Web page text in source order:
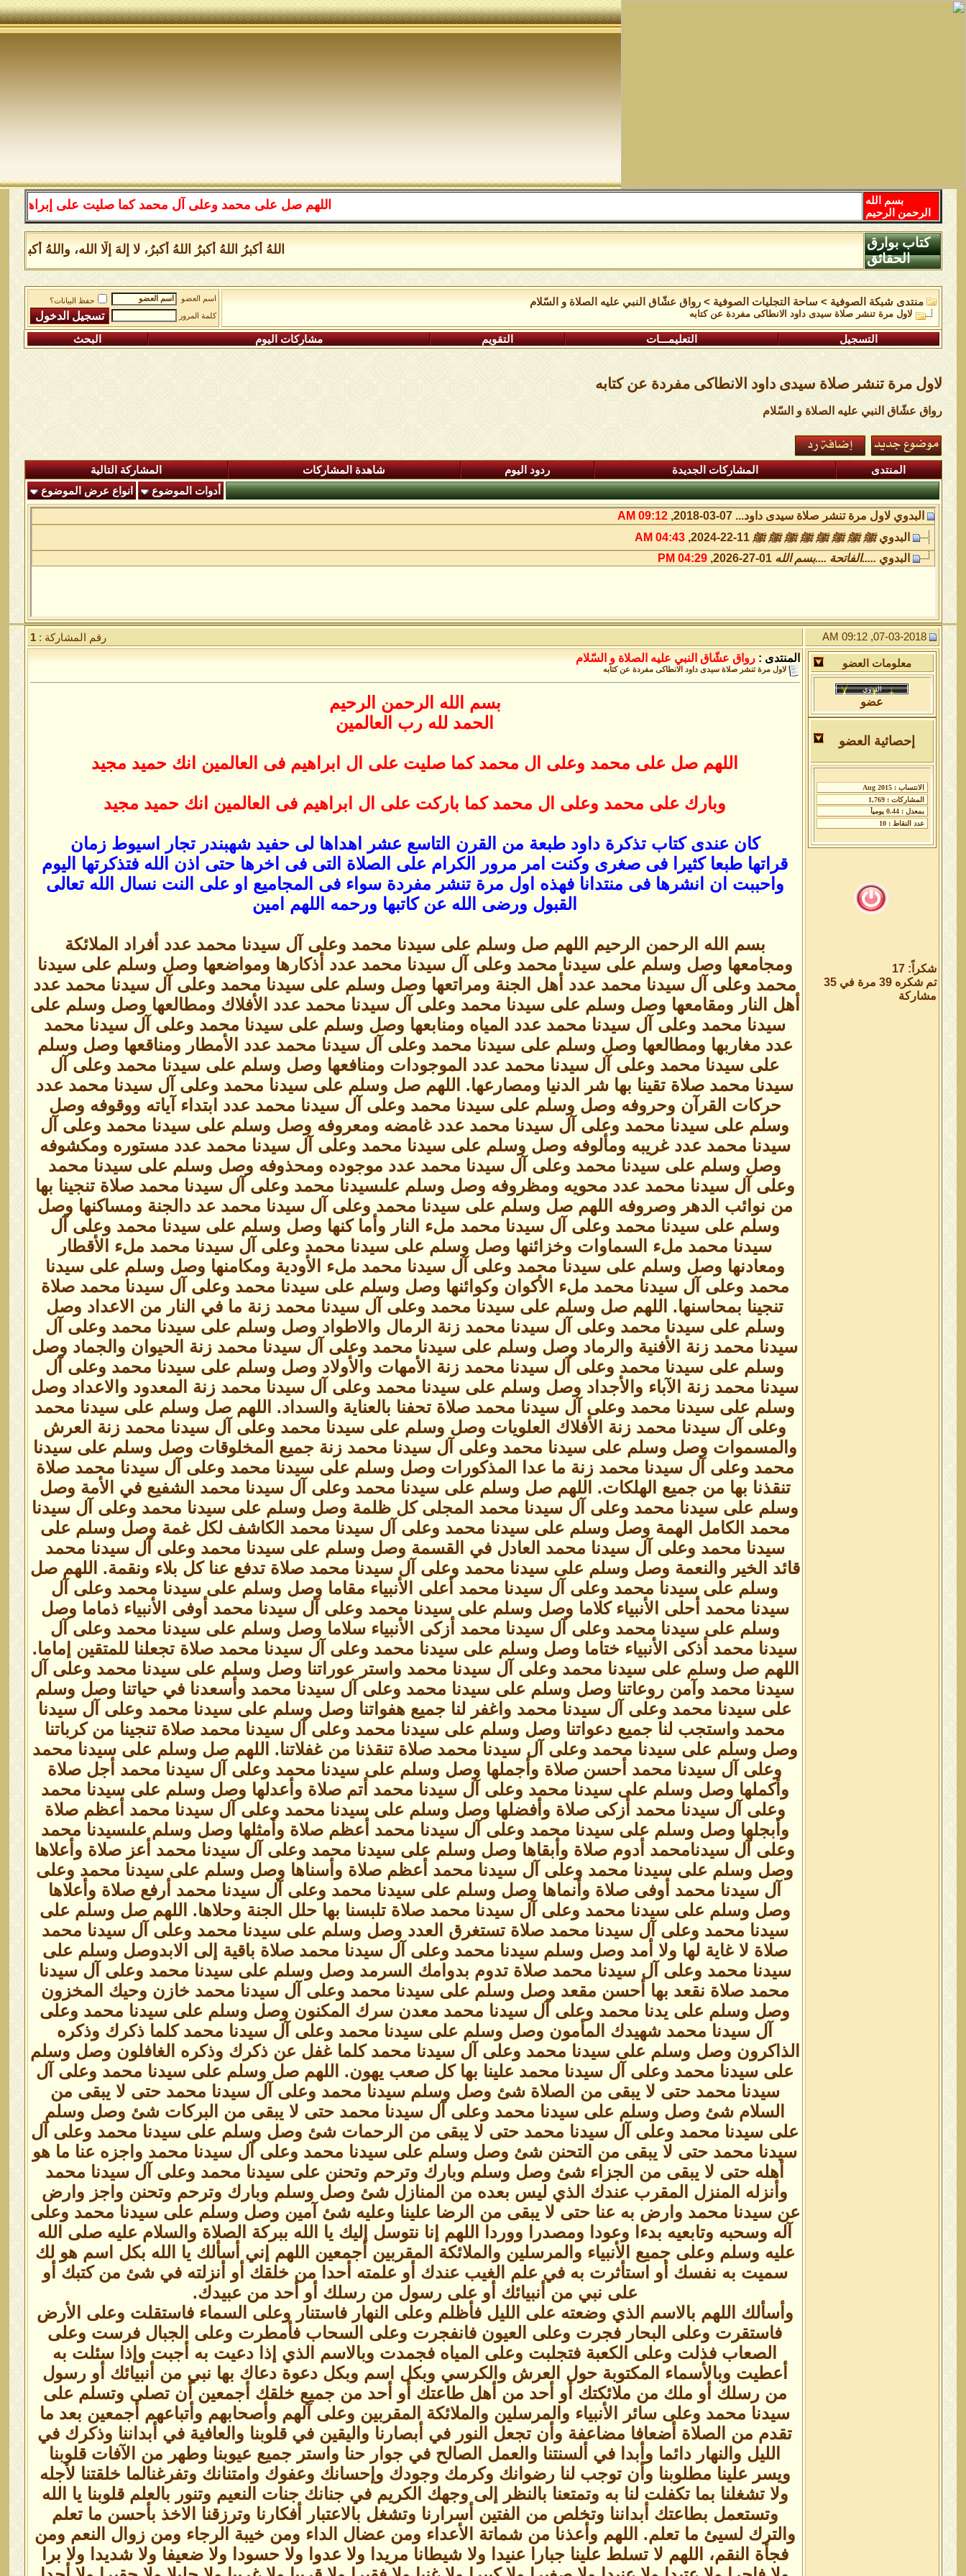
اللهم صل على محمد وعلى آل محمد كما صليت على إبراهيم وعلى آل
بسم الله
الرحمن الرحيم
اللهُ أكبرُ اللهُ أكبرُ اللهُ أكبرُ، لا إلهَ إلَّا الله، واللهُ أكبر
كتاب بوارق
الحقائق
منتدى شبكة الصوفية > ساحة التجليات الصوفية >رواق عشّاق النبي عليه الصلاة و السّلام
لاول مرة تنشر صلاة سيدى داود الانطاكى مفردة عن كتابه
اسم العضو
حفظ البيانات؟
كلمة المرور
التسجيل التعليمـــات التقويم مشاركات اليوم البحث
لاول مرة تنشر صلاة سيدى داود الانطاكى مفردة عن كتابه
رواق عشّاق النبي عليه الصلاة و السّلام
المنتدى المشاركات الجديدة ردود اليوم شاهدة المشاركات
المشاركة التالية
أدوات الموضوع
انواع عرض الموضوع
البدوي لاول مرة تنشر صلاة سيدى داود... 07-03-2018,
09:12 AM
البدوي ﷺ ﷺ ﷺ ﷺ ﷺ ﷺ ﷺ ﷺ 11-22-2024,
04:43 AM
البدوي .....الفاتحة ....بسم الله 01-27-2026,
04:29 PM
07-03-2018, 09:12 AM رقم المشاركة :1
معلومات العضو
عضو
إحصائية العضو
شكراً: 17
تم شكره 39 مرة في 35
مشاركة
المنتدى : رواق عشّاق النبي عليه الصلاة و السّلام
لاول مرة تنشر صلاة سيدى داود الانطاكى مفردة عن كتابه
بسم الله الرحمن الرحيم
الحمد لله رب العالمين
اللهم صل على محمد وعلى ال محمد كما صليت على ال ابراهيم فى العالمين انك حميد مجيد
وبارك على محمد وعلى ال محمد كما باركت على ال ابراهيم فى العالمين انك حميد مجيد
كان عندى كتاب تذكرة داود طبعة من القرن التاسع عشر اهداها لى حفيد شهبندر تجار اسيوط زمان
قراتها طبعا كثيرا فى صغرى وكنت امر مرور الكرام على الصلاة التى فى اخرها حتى اذن الله فتذكرتها اليوم
واحببت ان انشرها فى منتدانا فهذه اول مرة تنشر مفردة سواء فى المجاميع او على النت نسال الله تعالى
القبول ورضى الله عن كاتبها ورحمه اللهم امين
بسم الله الرحمن الرحيم اللهم صل وسلم على سيدنا محمد وعلى آل سيدنا محمد عدد أفراد الملائكة
ومجامعها وصل وسلم على سيدنا محمد وعلى آل سيدنا محمد عدد أذكارها ومواضعها وصل وسلم على سيدنا
محمد وعلى آل سيدنا محمد عدد أهل الجنة ومراتعها وصل وسلم على سيدنا محمد وعلى آل سيدنا محمد عدد
أهل النار ومقامعها وصل وسلم على سيدنا محمد وعلى آل سيدنا محمد عدد الأفلاك ومطالعها وصل وسلم على
سيدنا محمد وعلى آل سيدنا محمد عدد المياه ومنابعها وصل وسلم على سيدنا محمد وعلى آل سيدنا محمد
عدد مغاربها ومطالعها وصل وسلم على سيدنا محمد وعلى آل سيدنا محمد عدد الأمطار ومناقعها وصل وسلم
على سيدنا محمد وعلى آل سيدنا محمد عدد الموجودات ومنافعها وصل وسلم على سيدنا محمد وعلى آل
سيدنا محمد صلاة تقينا بها شر الدنيا ومصارعها. اللهم صل وسلم على سيدنا محمد وعلى آل سيدنا محمد عدد
حركات القرآن وحروفه وصل وسلم على سيدنا محمد وعلى آل سيدنا محمد عدد ابتداء آياته ووقوفه وصل
وسلم على سيدنا محمد وعلى آل سيدنا محمد عدد غامضه ومعروفه وصل وسلم على سيدنا محمد وعلى آل
سيدنا محمد عدد غريبه ومألوفه وصل وسلم على سيدنا محمد وعلى آل سيدنا محمد عدد مستوره ومكشوفه
وصل وسلم على سيدنا محمد وعلى آل سيدنا محمد عدد موجوده ومحذوفه وصل وسلم على سيدنا محمد
وعلى آل سيدنا محمد عدد محويه ومظروفه وصل وسلم علىسيدنا محمد وعلى آل سيدنا محمد صلاة تنجينا بها
من نوائب الدهر وصروفه اللهم صل وسلم على سيدنا محمد وعلى آل سيدنا محمد عد دالجنة ومساكنها وصل
وسلم على سيدنا محمد وعلى آل سيدنا محمد ملء النار وأما كنها وصل وسلم على سيدنا محمد وعلى آل
سيدنا محمد ملء السماوات وخزائنها وصل وسلم على سيدنا محمد وعلى آل سيدنا محمد ملء الأقطار
ومعادنها وصل وسلم على سيدنا محمد وعلى آل سيدنا محمد ملء الأودية ومكامنها وصل وسلم على سيدنا
محمد وعلى آل سيدنا محمد ملء الأكوان وكوائنها وصل وسلم على سيدنا محمد وعلى آل سيدنا محمد صلاة
تنجينا بمحاسنها. اللهم صل وسلم على سيدنا محمد وعلى آل سيدنا محمد زنة ما في النار من الاعداد وصل
وسلم على سيدنا محمد وعلى آل سيدنا محمد زنة الرمال والاطواد وصل وسلم على سيدنا محمد وعلى آل
سيدنا محمد زنة الأفنية والرماد وصل وسلم على سيدنا محمد وعلى آل سيدنا محمد زنة الحيوان والجماد وصل
وسلم على سيدنا محمد وعلى آل سيدنا محمد زنة الأمهات والأولاد وصل وسلم على سيدنا محمد وعلى آل
سيدنا محمد زنة الآباء والأجداد وصل وسلم على سيدنا محمد وعلى آل سيدنا محمد زنة المعدود والاعداد وصل
وسلم على سيدنا محمد وعلى آل سيدنا محمد صلاة تحفنا بالعناية والسداد. اللهم صل وسلم على سيدنا محمد
وعلى آل سيدنا محمد زنة الأفلاك العلويات وصل وسلم على سيدنا محمد وعلى آل سيدنا محمد زنة العرش
والمسموات وصل وسلم على سيدنا محمد وعلى آل سيدنا محمد زنة جميع المخلوقات وصل وسلم على سيدنا
محمد وعلى آل سيدنا محمد زنة ما عدا المذكورات وصل وسلم على سيدنا محمد وعلى آل سيدنا محمد صلاة
تنقذنا بها من جميع الهلكات. اللهم صل وسلم على سيدنا محمد وعلى آل سيدنا محمد الشفيع في الأمة وصل
وسلم على سيدنا محمد وعلى آل سيدنا محمد المجلى كل ظلمة وصل وسلم على سيدنا محمد وعلى آل سيدنا
محمد الكامل الهمة وصل وسلم على سيدنا محمد وعلى آل سيدنا محمد الكاشف لكل غمة وصل وسلم على
سيدنا محمد وعلى آل سيدنا محمد العادل في القسمة وصل وسلم على سيدنا محمد وعلى آل سيدنا محمد
قائد الخير والنعمة وصل وسلم على سيدنا محمد وعلى آل سيدنا محمد صلاة تدفع عنا كل بلاء ونقمة. اللهم صل
وسلم على سيدنا محمد وعلى آل سيدنا محمد أعلى الأنبياء مقاما وصل وسلم على سيدنا محمد وعلى آل
سيدنا محمد أحلى الأنبياء كلاما وصل وسلم على سيدنا محمد وعلى آل سيدنا محمد أوفى الأنبياء ذماما وصل
وسلم على سيدنا محمد وعلى آل سيدنا محمد أزكى الأنبياء سلاما وصل وسلم على سيدنا محمد وعلى آل
سيدنا محمد أذكى الأنبياء ختاما وصل وسلم على سيدنا محمد وعلى آل سيدنا محمد صلاة تجعلنا للمتقين إماما.
اللهم صل وسلم على سيدنا محمد وعلى آل سيدنا محمد واستر عوراتنا وصل وسلم على سيدنا محمد وعلى آل
سيدنا محمد وآمن روعاتنا وصل وسلم على سيدنا محمد وعلى آل سيدنا محمد وأسعدنا في حياتنا وصل وسلم
على سيدنا محمد وعلى آل سيدنا محمد واغفر لنا جميع هفواتنا وصل وسلم على سيدنا محمد وعلى آل سيدنا
محمد واستجب لنا جميع دعواتنا وصل وسلم على سيدنا محمد وعلى آل سيدنا محمد صلاة تنجينا من كرباتنا
وصل وسلم على سيدنا محمد وعلى آل سيدنا محمد صلاة تنقذنا من غفلاتنا. اللهم صل وسلم على سيدنا محمد
وعلى آل سيدنا محمد أحسن صلاة وأجملها وصل وسلم على سيدنا محمد وعلى آل سيدنا محمد أجل صلاة
وأكملها وصل وسلم على سيدنا محمد وعلى آل سيدنا محمد أتم صلاة وأعدلها وصل وسلم على سيدنا محمد
وعلى آل سيدنا محمد أزكى صلاة وأفضلها وصل وسلم على سيدنا محمد وعلى آل سيدنا محمد أعظم صلاة
وأبجلها وصل وسلم على سيدنا محمد وعلى آل سيدنا محمد أعظم صلاة وأمثلها وصل وسلم علىسيدنا محمد
وعلى آل سيدنامحمد أدوم صلاة وأبقاها وصل وسلم على سيدنا محمد وعلى آل سيدنا محمد أعز صلاة وأعلاها
وصل وسلم على سيدنا محمد وعلى آل سيدنا محمد أعظم صلاة وأسناها وصل وسلم على سيدنا محمد وعلى
آل سيدنا محمد أوفى صلاة وأنماها وصل وسلم على سيدنا محمد وعلى آل سيدنا محمد أرفع صلاة وأعلاها
وصل وسلم على سيدنا محمد وعلى آل سيدنا محمد صلاة تلبسنا بها حلل الجنة وحلاها. اللهم صل وسلم على
سيدنا محمد وعلى آل سيدنا محمد صلاة تستغرق العدد وصل وسلم على سيدنا محمد وعلى آل سيدنا محمد
صلاة لا غاية لها ولا أمد وصل وسلم سيدنا محمد وعلى آل سيدنا محمد صلاة باقية إلى الابدوصل وسلم على
سيدنا محمد وعلى آل سيدنا محمد صلاة تدوم بدوامك السرمد وصل وسلم على سيدنا محمد وعلى آل سيدنا
محمد صلاة نقعد بها أحسن مقعد وصل وسلم على سيدنا محمد وعلى آل سيدنا محمد خازن وحيك المخزون
وصل وسلم على يدنا محمد وعلى آل سيدنا محمد معدن سرك المكنون وصل وسلم على سيدنا محمد وعلى
آل سيدنا محمد شهيدك المأمون وصل وسلم على سيدنا محمد وعلى آل سيدنا محمد كلما ذكرك وذكره
الذاكرون وصل وسلم على سيدنا محمد وعلى آل سيدنا محمد كلما غفل عن ذكرك وذكره الغافلون وصل وسلم
على سيدنا محمد وعلى آل سيدنا محمد علينا بها كل صعب يهون. اللهم صل وسلم على سيدنا محمد وعلى آل
سيدنا محمد حتى لا يبقى من الصلاة شئ وصل وسلم سيدنا محمد وعلى آل سيدنا محمد حتى لا يبقى من
السلام شئ وصل وسلم على سيدنا محمد وعلى آل سيدنا محمد حتى لا يبقى من البركات شئ وصل وسلم
على سيدنا محمد وعلى آل سيدنا محمد حتى لا يبقى من الرحمات شئ وصل وسلم على سيدنا محمد وعلى آل
سيدنا محمد حتى لا يبقى من التحنن شئ وصل وسلم على سيدنا محمد وعلى آل سيدنا محمد واجزه عنا ما هو
أهله حتى لا يبقى من الجزاء شئ وصل وسلم وبارك وترحم وتحنن على سيدنا محمد وعلى آل سيدنا محمد
وأنزله المنزل المقرب عندك الذي ليس بعده من المنازل شئ وصل وسلم وبارك وترحم وتحنن واجز وارض
عن سيدنا محمد وارض به عنا حتى لا يبقى من الرضا علينا وعليه شئ آمين وصل وسلم على سيدنا محمد وعلى
آله وسحبه وتابعيه بدءا وعودا ومصدرا ووردا اللهم إنا نتوسل إليك يا الله ببركة الصلاة والسلام عليه صلى الله
عليه وسلم وعلى جميع الأنبياء والمرسلين والملائكة المقربين أجمعين اللهم إني أسألك يا الله بكل اسم هو لك
سميت به نفسك أو استأثرت به في علم الغيب عندك أو علمته أحدا من خلقك أو أنزلته في شئ من كتبك أو
على نبي من أنبيائك أو على رسول من رسلك أو أحد من عبيدك.
وأسألك اللهم بالاسم الذي وضعته على الليل فأظلم وعلى النهار فاستنار وعلى السماء فاستقلت وعلى الأرض
فاستقرت وعلى البحار فجرت وعلى العيون فانفجرت وعلى السحاب فأمطرت وعلى الجبال فرست وعلى
الصعاب فذلت وعلى الكعبة فتجلبت وعلى المياه فجمدت وبالاسم الذي إذا دعيت به أجبت وإذا سئلت به
أعطيت وبالأسماء المكتوبة حول العرش والكرسي وبكل اسم وبكل دعوة دعاك بها نبي من أنبيائك أو رسول
من رسلك أو ملك من ملائكتك أو أحد من أهل طاعتك أو أحد من جميع خلقك أجمعين أن تصلى وتسلم على
سيدنا محمد وعلى سائر الأنبياء والمرسلين والملائكة المقربين وعلى آلهم وأصحابهم وأتباعهم أجمعين بعد ما
تقدم من الصلاة أضعافا مضاعفة وأن تجعل النور في أبصارنا واليقين في قلوبنا والعافية في أبداننا وذكرك في
الليل والنهار دائما وأبدا في ألسنتنا والعمل الصالح في جوار حنا واستر جميع عيوبنا وطهر من الآفات قلوبنا
ويسر علينا مطلوبنا وأن توجب لنا رضوانك وكرمك وجودك وإحسانك وعفوك وامتنانك وتفرغنالما خلقتنا لأجله
ولا تشغلنا بما تكفلت لنا به وتمتعنا بالنظر إلى وجهك الكريم في جنانك جنات النعيم وتنور بالعلم قلوبنا يا الله
وتستعمل بطاعتك أبداننا وتخلص من الفتين أسرارنا وتشغل بالاعتبار أفكارنا وترزقنا الاخذ بأحسن ما تعلم
والترك لسيئ ما تعلم. اللهم وأعذنا من شماتة الأعداء ومن عضال الداء ومن خيبة الرجاء ومن زوال النعم ومن
فجأة النقم، اللهم لا تسلط علينا جبارا عنيدا ولا شيطانا مريدا ولا عدوا ولا حسودا ولا ضعيفا ولا شديدا ولا برا